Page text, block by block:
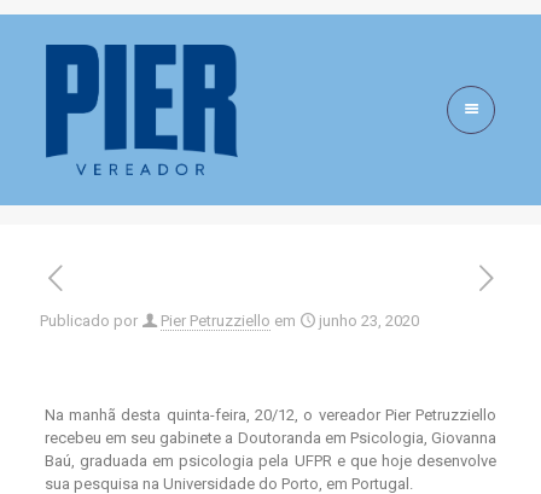
DRIM, uma nova
abordagem para
terapia com autistas
Publicado por Pier Petruzziello em junho 23, 2020
Na manhã desta quinta-feira, 20/12, o vereador Pier Petruzziello
recebeu em seu gabinete a Doutoranda em Psicologia, Giovanna
Baú, graduada em psicologia pela UFPR e que hoje desenvolve
sua pesquisa na Universidade do Porto, em Portugal.